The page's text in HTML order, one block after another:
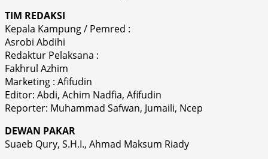
TIM REDAKSI
Kepala Kampung / Pemred :
Asrobi Abdihi
Redaktur Pelaksana :
Fakhrul Azhim
Marketing : Afifudin
Editor: Abdi, Achim Nadfia, Afifudin
Reporter: Muhammad Safwan, Jumaili, Ncep
DEWAN PAKAR
Suaeb Qury, S.H.I., Ahmad Maksum Riady